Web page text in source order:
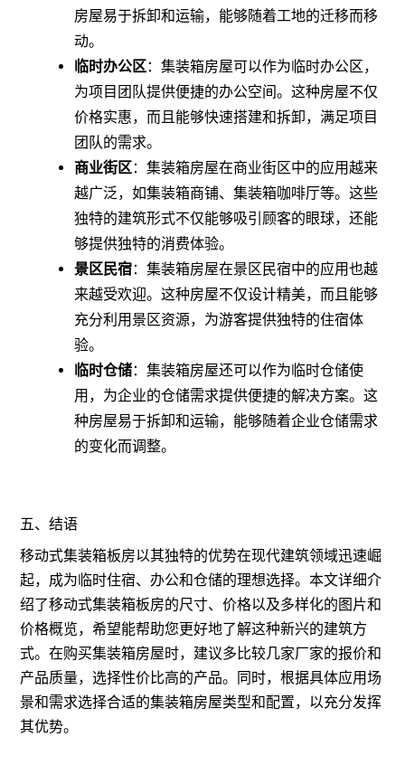
房屋易于拆卸和运输，能够随着工地的迁移而移
动。
临时办公区：集装箱房屋可以作为临时办公区，
为项目团队提供便捷的办公空间。这种房屋不仅
价格实惠，而且能够快速搭建和拆卸，满足项目
团队的需求。
商业街区：集装箱房屋在商业街区中的应用越来
越广泛，如集装箱商铺、集装箱咖啡厅等。这些
独特的建筑形式不仅能够吸引顾客的眼球，还能
够提供独特的消费体验。
景区民宿：集装箱房屋在景区民宿中的应用也越
来越受欢迎。这种房屋不仅设计精美，而且能够
充分利用景区资源，为游客提供独特的住宿体
验。
临时仓储：集装箱房屋还可以作为临时仓储使
用，为企业的仓储需求提供便捷的解决方案。这
种房屋易于拆卸和运输，能够随着企业仓储需求
的变化而调整。
五、结语
移动式集装箱板房以其独特的优势在现代建筑领域迅速崛
起，成为临时住宿、办公和仓储的理想选择。本文详细介
绍了移动式集装箱板房的尺寸、价格以及多样化的图片和
价格概览，希望能帮助您更好地了解这种新兴的建筑方
式。在购买集装箱房屋时，建议多比较几家厂家的报价和
产品质量，选择性价比高的产品。同时，根据具体应用场
景和需求选择合适的集装箱房屋类型和配置，以充分发挥
其优势。